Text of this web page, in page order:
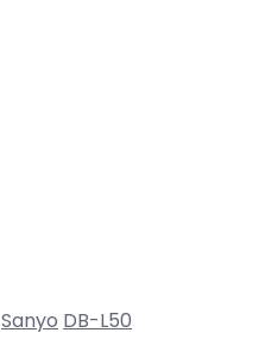
Sanyo DB-L50